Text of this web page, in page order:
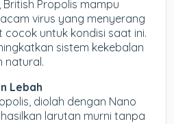
Propolis mampu
virus yang menyerang
untuk kondisi saat ini.
sistem kekebalan
natural.
Lebah
diolah dengan Nano
larutan murni tanpa